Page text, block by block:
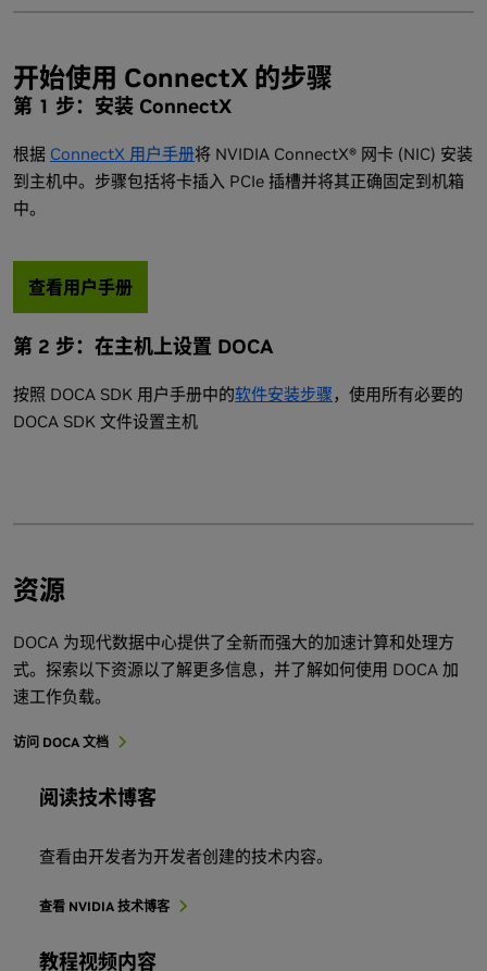
开始使用 ConnectX 的步骤
第 1 步：安装 ConnectX
根据 ConnectX 用户手册将 NVIDIA ConnectX® 网卡 (NIC) 安装
到主机中。步骤包括将卡插入 PCIe 插槽并将其正确固定到机箱
中。
查看用户手册
第 2 步：在主机上设置 DOCA
按照 DOCA SDK 用户手册中的软件安装步骤，使用所有必要的
DOCA SDK 文件设置主机
资源
DOCA 为现代数据中心提供了全新而强大的加速计算和处理方
式。探索以下资源以了解更多信息，并了解如何使用 DOCA 加
速工作负载。
访问 DOCA 文档
阅读技术博客
查看由开发者为开发者创建的技术内容。
查看 NVIDIA 技术博客
教程视频内容